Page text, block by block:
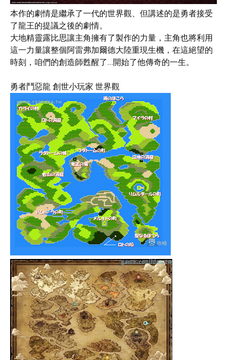
本作的劇情是繼承了一代的世界觀、但講述的是勇者接受
了龍王的提議之後的劇情。
大地精靈露比思讓主角擁有了製作的力量，主角也將利用
這一力量讓整個阿雷弗加爾德大陸重現生機，在這絕望的
時刻，咱們的創造師甦醒了…開始了他傳奇的一生。
勇者鬥惡龍 創世小玩家 世界觀